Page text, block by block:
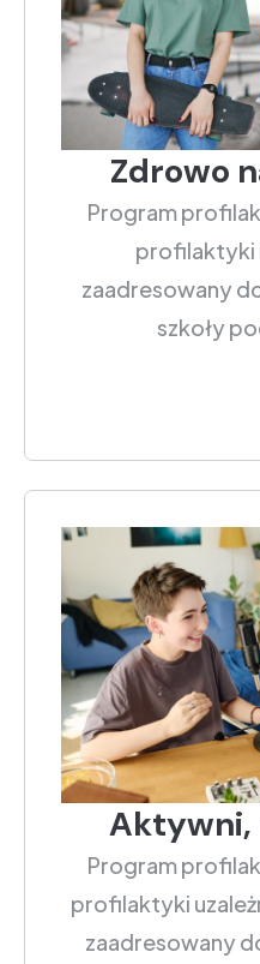
Zdrowo
Program
profilaktyki
zaadresowany
szkoły
Aktywni,
Program
profilaktyki
zaadresowany